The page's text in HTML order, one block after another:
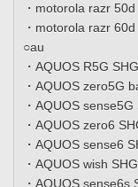
・motorola razr 50d
・motorola razr
○au
・AQUOS R5G
・AQUOS zero5G
・AQUOS sense5G
・AQUOS zero6
・AQUOS sense6
・AQUOS wish
・AQUOS sense6s